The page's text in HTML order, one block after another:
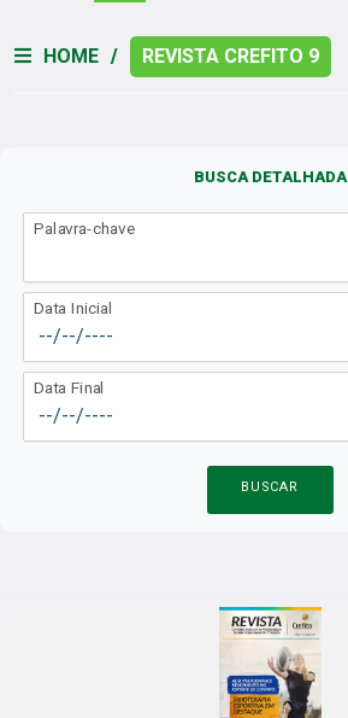
HOME / REVISTA CREFITO 9
BUSCA DETALHADA
Palavra-chave
Data Inicial
Data Final
BUSCAR